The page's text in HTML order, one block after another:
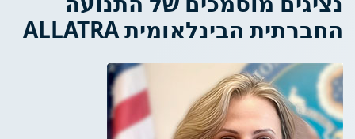
החברתית הבינלאומית ALLATRA